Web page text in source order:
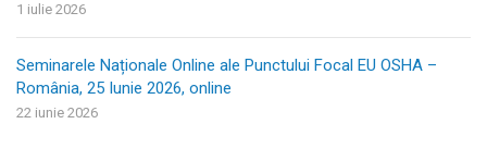
1 iulie 2026
Seminarele Naționale Online ale Punctului Focal EU OSHA –
România, 25 Iunie 2026, online
22 iunie 2026